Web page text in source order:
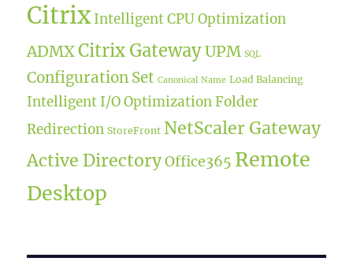
Citrix Intelligent CPU Optimization
ADMXCitrix GatewayUPM SQL
Configuration Set Canonical Name Load Balancing
Intelligent I/O Optimization Folder
Redirection StoreFront NetScaler Gateway
Active DirectoryOffice365 Remote
Desktop